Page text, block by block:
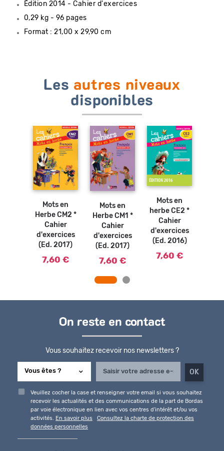
Édition 2014 - Cahier d'exercices
0,29 kg - 96 pages
Format : 21,00 x 29,90 cm
Les autres niveaux
disponibles
Ajouter
au
Mots en
Herbe CM2 *
Cahier
d'exercices
(Ed. 2017)
7,60 €
Ajouter
au
Mots en
Herbe CM1 *
Cahier
d'exercices
(Ed. 2017)
7,60 €
Ajouter
au
Mots en
herbe CE2 *
Cahier
d'exercices
(Ed. 2016)
7,60 €
On reste en contact
Vous souhaitez recevoir nos newsletters ?
Veuillez cocher la case et renseigner votre email si vous souhaitez
recevoir les actualités et des communications de la part de Bordas
par voie électronique en lien avec vos centres d'intérêt et/ou vos
activités.
En savoir plus
Consultez la charte de protection des
données personnelles